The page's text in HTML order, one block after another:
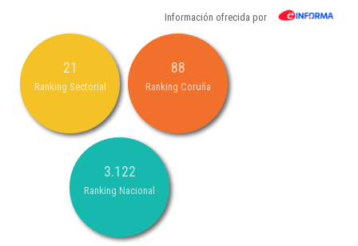
Información ofrecida por
21
Ranking Sectorial
88
Ranking Coruña
3.122
Ranking Nacional